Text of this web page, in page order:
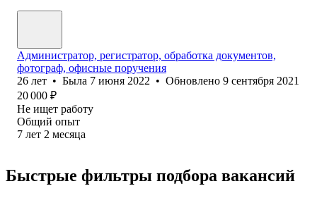
Администратор, регистратор, обработка документов,
фотограф, офисные поручения
26 лет • Была 7 июня 2022 • Обновлено 9 сентября 2021
20 000 ₽
Не ищет работу
Общий опыт
7 лет 2 месяца
Быстрые фильтры подбора вакансий